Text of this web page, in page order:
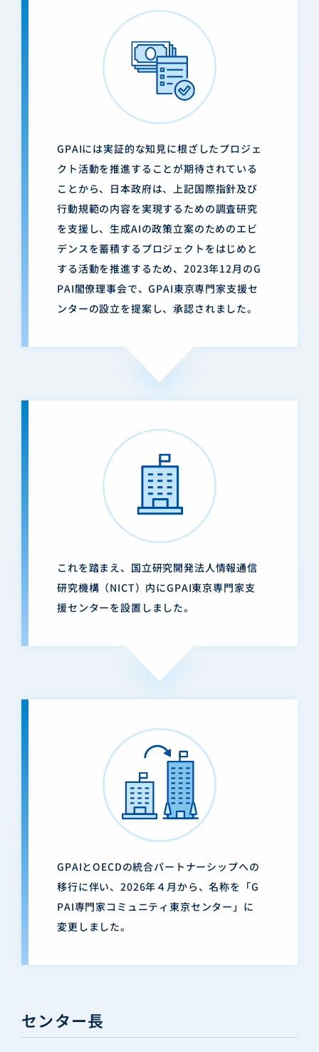
GPAIには実証的な知見に根ざしたプロジェ
クト活動を推進することが期待されている
ことから、日本政府は、上記国際指針及び
行動規範の内容を実現するための調査研究
を支援し、生成AIの政策立案のためのエビ
デンスを蓄積するプロジェクトをはじめと
する活動を推進するため、2023年12月のG
PAI閣僚理事会で、GPAI東京専門家支援セ
ンターの設立を提案し、承認されました。
これを踏まえ、国立研究開発法人情報通信
研究機構（NICT）内にGPAI東京専門家支
援センターを設置しました。
GPAIとOECDの統合パートナーシップへの
移行に伴い、2026年４月から、名称を「G
PAI専門家コミュニティ東京センター」に
変更しました。
センター長